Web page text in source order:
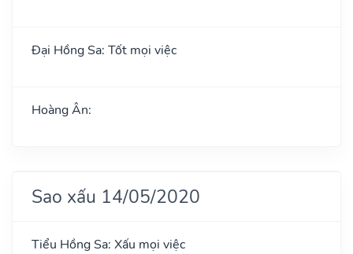
Đại Hồng Sa: Tốt mọi việc
Hoàng Ân:
Sao xấu 14/05/2020
Tiểu Hồng Sa: Xấu mọi việc